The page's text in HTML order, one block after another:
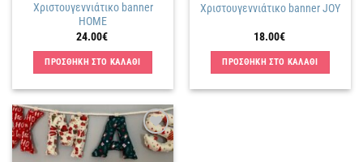
Χριστουγεννιάτικο banner
HOME
24.00€
ΠΡΟΣΘΗΚΗ ΣΤΟ ΚΑΛΑΘΙ
Χριστουγεννιάτικο banner JOY
18.00€
ΠΡΟΣΘΗΚΗ ΣΤΟ ΚΑΛΑΘΙ
Πρόσθήκη
στην